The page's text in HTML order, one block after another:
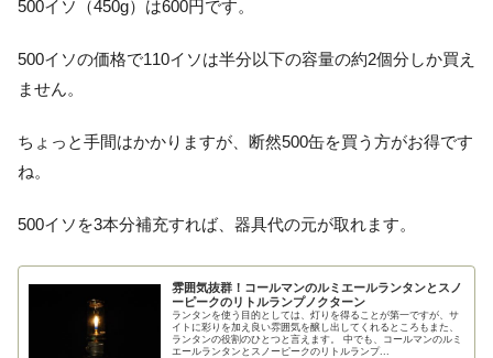
500イソ（450g）は600円です。
500イソの価格で110イソは半分以下の容量の約2個分しか買え
ません。
ちょっと手間はかかりますが、断然500缶を買う方がお得です
ね。
500イソを3本分補充すれば、器具代の元が取れます。
雰囲気抜群！コールマンのルミエールランタンとスノ
ーピークのリトルランプノクターン
ランタンを使う目的としては、灯りを得ることが第一ですが、サ
イトに彩りを加え良い雰囲気を醸し出してくれるところもまた、
ランタンの役割のひとつと言えます。 中でも、コールマンのルミ
エールランタンとスノーピークのリトルランプ...